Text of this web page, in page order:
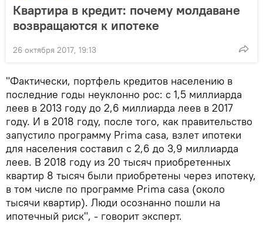
Квартира в кредит: почему молдаване
возвращаются к ипотеке
26 октября 2017, 19:13
"Фактически, портфель кредитов населению в
последние годы неуклонно рос: с 1,5 миллиарда
леев в 2013 году до 2,6 миллиарда леев в 2017
году. И в 2018 году, после того, как правительство
запустило программу Prima casa, взлет ипотеки
для населения составил с 2,6 до 3,9 миллиарда
леев. В 2018 году из 20 тысяч приобретенных
квартир 8 тысяч были приобретены через ипотеку,
в том числе по программе Prima casa (около
тысячи квартир). Люди осознанно пошли на
ипотечный риск", - говорит эксперт.